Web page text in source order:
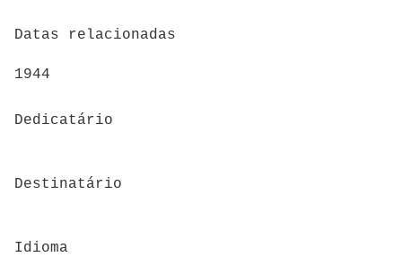
Datas relacionadas
1944
Dedicatário
Destinatário
Idioma